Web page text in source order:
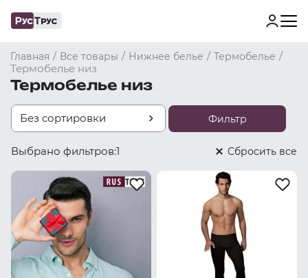
Главная / Все товары / Нижнее белье / Термобелье /
Термобелье низ
Термобелье низ
Без сортировки Фильтр
Выбрано фильтров:1 Cбросить все